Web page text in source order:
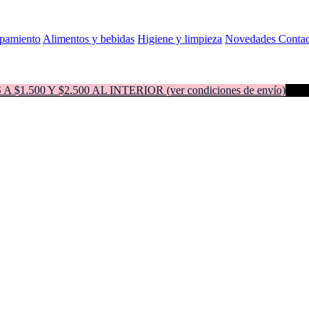
Alimentos y bebidas Higiene y limpieza Novedades
Y $2.500 AL INTERIOR (ver condiciones de envío)